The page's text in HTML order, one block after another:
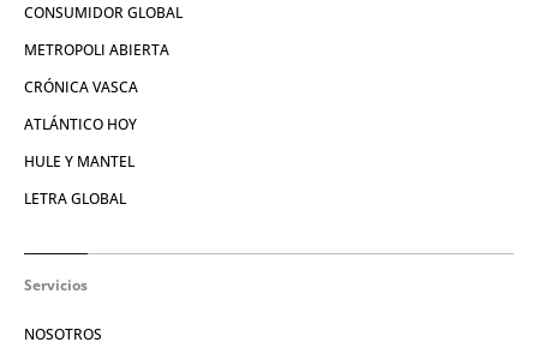
CONSUMIDOR GLOBAL
METROPOLI ABIERTA
CRÓNICA VASCA
ATLÁNTICO HOY
HULE Y MANTEL
LETRA GLOBAL
Servicios
NOSOTROS